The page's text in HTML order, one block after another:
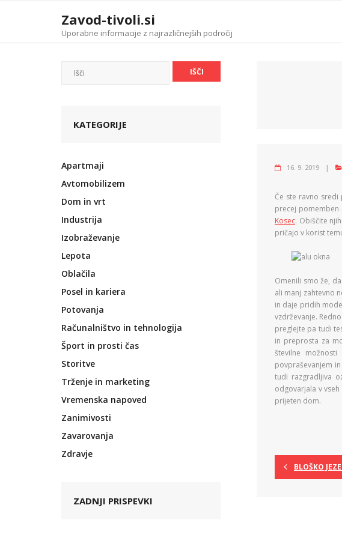
Zavod-tivoli.si
Uporabne informacije z najrazličnejših področij
16. 9. 2019
Če ste ravno sredi
precej
Kosec. Obiščite
pričajo v korist
Omenili smo že,
ali manj zahtevno
in daje pridih
vzdrževanje.
preglejte pa tudi
in preprosta za
številne
povpraševanjem
tudi razgradljiva
odgovarjala v
prijeten dom.
BLOŠKO
KATEGORIJE
Apartmaji
Avtomobilizem
Dom in vrt
Industrija
Izobraževanje
Lepota
Oblačila
Posel in kariera
Potovanja
Računalništvo in tehnologija
Šport in prosti čas
Storitve
Trženje in marketing
Vremenska napoved
Zanimivosti
Zavarovanja
Zdravje
ZADNJI PRISPEVKI